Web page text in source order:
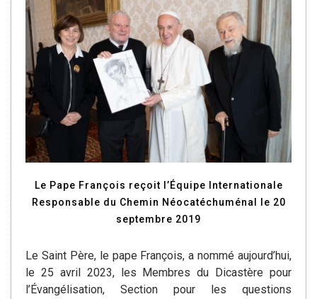
Le Pape François reçoit l’Équipe Internationale
Responsable du Chemin Néocatéchuménal le 20
septembre 2019
Le Saint Père, le pape François, a nommé aujourd’hui,
le 25 avril 2023, les Membres du Dicastère pour
l’Évangélisation, Section pour les questions